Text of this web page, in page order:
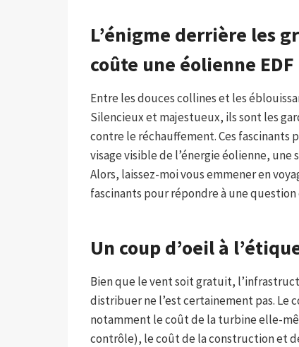
L’énigme derrière les
coûte une éolienne EDF
Entre les douces collines et les
Silencieux et majestueux, ils sont les
contre le réchauffement. Ces fascinants
visage visible de l’énergie éolienne,
Alors, laissez-moi vous emmener en
fascinants pour répondre à une
Un coup d’oeil à
Bien que le vent soit gratuit,
distribuer ne l’est certainement pas. Le
notamment le coût de la turbine elle-
contrôle), le coût de la construction et